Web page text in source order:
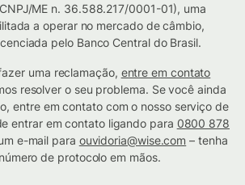
ME n. 36.588.217/0001-01), uma
a operar no mercado de câmbio,
pelo Banco Central do Brasil.
uma reclamação, entre em contato
resolver o seu problema. Se você ainda
entre em contato com o nosso serviço de
entrar em contato ligando para 0800 878
e-mail para ouvidoria@wise.com – tenha
de protocolo em mãos.